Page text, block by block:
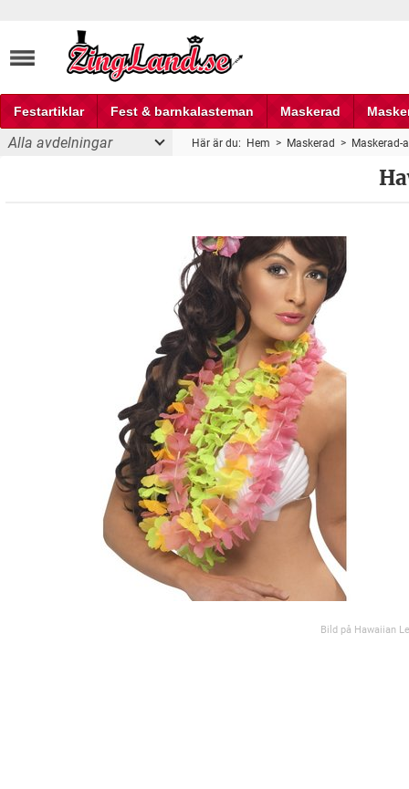
Festartiklar Fest & barnkalasteman Maskerad
Fest och partyprylar
Alla avdelningar Här är du: Hem > Maskerad > Maskerad-
Bild på Hawaiian